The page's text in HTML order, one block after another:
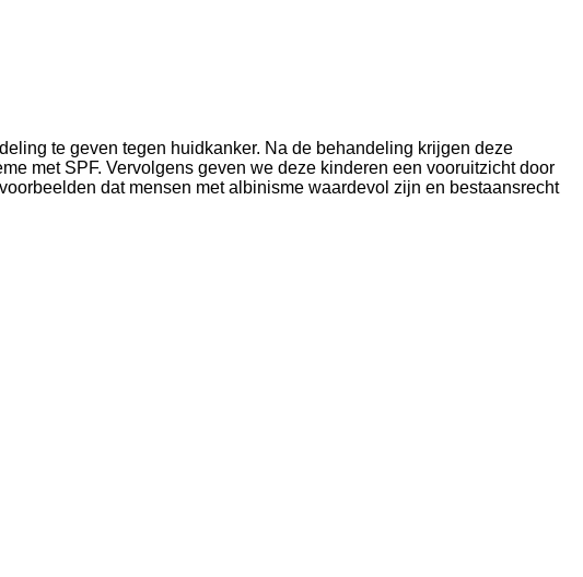
te geven tegen huidkanker. Na de behandeling krijgen deze
met SPF. Vervolgens geven we deze kinderen een vooruitzicht door
dat mensen met albinisme waardevol zijn en bestaansrecht